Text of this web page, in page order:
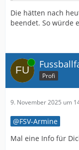
Die hätten nach
beendet. So würde
Online
Profi
9. November 2025 um
FSV-Armine
Mal eine Info für